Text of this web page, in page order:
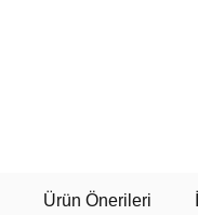
Ürün Önerileri